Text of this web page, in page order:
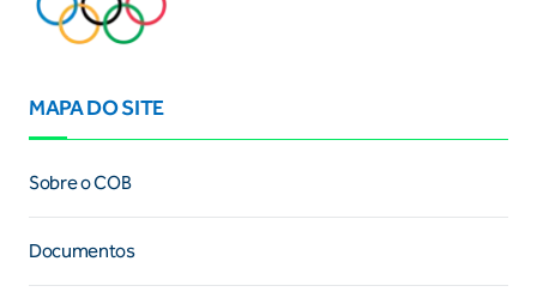
MAPA DO SITE
Sobre o COB
Documentos